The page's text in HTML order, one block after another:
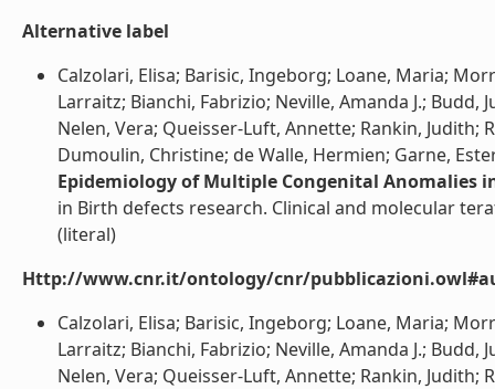
Alternative label
Calzolari, Elisa; Barisic, Ingeborg; Loane, Maria;
Larraitz; Bianchi, Fabrizio; Neville, Amanda J.; Budd,
Nelen, Vera; Queisser-Luft, Annette; Rankin, Judith;
Dumoulin, Christine; de Walle, Hermien; Garne,
Epidemiology of Multiple Congenital Anomalies
in Birth defects research. Clinical and molecular
(literal)
Http://www.cnr.it/ontology/cnr/
Calzolari, Elisa; Barisic, Ingeborg; Loane, Maria;
Larraitz; Bianchi, Fabrizio; Neville, Amanda J.; Budd,
Nelen, Vera; Queisser-Luft, Annette; Rankin, Judith;